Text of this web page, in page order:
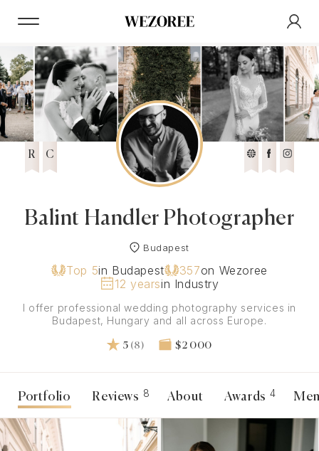
R C
Balint Handler Photographer
Budapest
Top 5in Budapest 357on Wezoree
12 yearsin Industry
I offer professional wedding photography services in
Budapest, Hungary and all across Europe.
5 (8) $2 000
Portfolio Reviews 8 About Awards 4